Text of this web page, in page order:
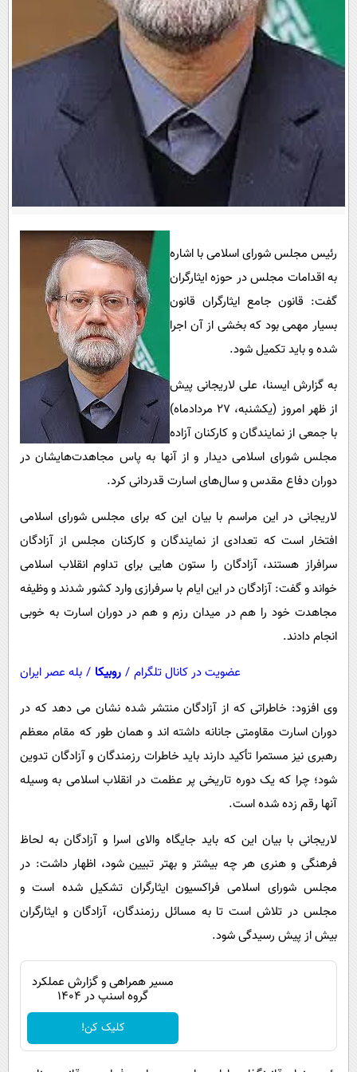
سرگرمی
فناوری
گوناگون
حوادث
محیط زیست
سلامت
حیات وحش
سیاست خارجی
پیامک
روانشناسی
آشپزی
دانلود
رئیس مجلس شورای اسلامی با اشاره
به اقدامات مجلس در حوزه ایثارگران
گفت: قانون جامع ایثارگران قانون
بسیار مهمی بود که بخشی از آن اجرا
شده و باید تکمیل شود.
به گزارش ایسنا، علی لاریجانی پیش
از ظهر امروز (یکشنبه، ۲۷ مردادماه)
با جمعی از نمایندگان و کارکنان آزاده
مجلس شورای اسلامی دیدار و از آنها به پاس مجاهدت‌هایشان در
دوران دفاع مقدس و سال‌های اسارت قدردانی کرد.
لاریجانی در این مراسم با بیان این که برای مجلس شورای اسلامی
افتخار است که تعدادی از نمایندگان و کارکنان مجلس از آزادگان
سرافراز هستند، آزادگان را ستون هایی برای تداوم انقلاب اسلامی
خواند و گفت: آزادگان در این ایام با سرفرازی وارد کشور شدند و وظیفه
مجاهدت خود را هم در میدان رزم و هم در دوران اسارت به خوبی
انجام دادند.
عضویت در کانال تلگرام / روبیکا / بله عصر ایران
وی افزود: خاطراتی که از آزادگان منتشر شده نشان می دهد که در
دوران اسارت مقاومتی جانانه داشته اند و همان طور که مقام معظم
رهبری نیز مستمرا تأکید دارند باید خاطرات رزمندگان و آزادگان تدوین
شود؛ چرا که یک دوره تاریخی پر عظمت در انقلاب اسلامی به وسیله
آنها رقم زده شده است.
لاریجانی با بیان این که باید جایگاه والای اسرا و آزادگان به لحاظ
فرهنگی و هنری هر چه بیشتر و بهتر تبیین شود، اظهار داشت: در
مجلس شورای اسلامی فراکسیون ایثارگران تشکیل شده است و
مجلس در تلاش است تا به مسائل رزمندگان، آزادگان و ایثارگران
بیش از پیش رسیدگی شود.
مسیر همراهی و گزارش عملکرد
گروه اسنپ در ۱۴۰۴
کلیک کن!